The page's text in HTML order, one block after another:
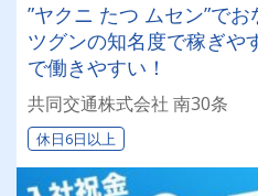
”ヤクニ たつ ムセン”で
ツグンの知名度で稼ぎや
で働きやすい！
共同交通株式会社 南30条
休日6日以上